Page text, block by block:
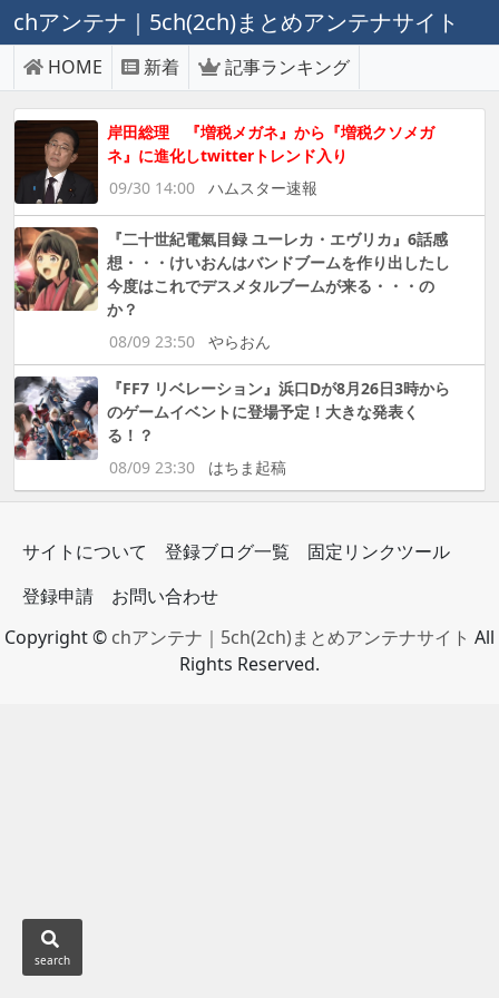
chアンテナ｜5ch(2ch)まとめアンテナサイト
HOME 新着 記事ランキング
岸田総理 『増税メガネ』から『増税クソメガ
ネ』に進化しtwitterトレンド入り
09/30 14:00
ハムスター速報
『二十世紀電氣目録 ユーレカ・エヴリカ』6話感
想・・・けいおんはバンドブームを作り出したし
今度はこれでデスメタルブームが来る・・・の
か？
08/09 23:50
やらおん
『FF7 リベレーション』浜口Dが8月26日3時から
のゲームイベントに登場予定！大きな発表く
る！？
08/09 23:30
はちま起稿
サイトについて 登録ブログ一覧
固定リンクツール
登録申請
お問い合わせ
Copyright © chアンテナ｜5ch(2ch)まとめアンテナサイト All
Rights Reserved.
search